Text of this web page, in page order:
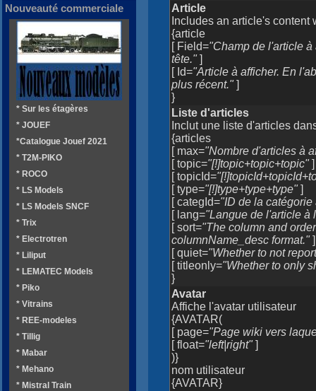
Article
Includes an article's content
{article
[ Field="Champ de l'article à
tête."]
[ Id="Article à afficher. En
plus récent."]
}
Liste d'articles
Inclut une liste d'articles
{articles
[ max="Nombre d'articles à
[ topic="[!]topic+topic+topic"]
[ topicId=
[ type="[!]type+type+type"]
[ categId="ID de la catégorie
[ lang="Langue de l'article à
[ sort="The column and
columnName_desc format."]
[ quiet="Whether to not
[ titleonly="Whether to only
}
Avatar
Affiche l'avatar utilisateur
{AVATAR(
[ page="Page wiki vers
[ float="left|right"]
)}
nom utilisateur
{AVATAR}
Nouveauté commerciale
* Sur les étagères
* JOUEF
*Catalogue Jouef 2021
* T2M-PIKO
* ROCO
* LS Models
* LS Models SNCF
* Trix
* Electrotren
* Liliput
* LEMATEC Models
* Piko
* Vitrains
* REE-modeles
* Tillig
* Mabar
* Mehano
* Mistral Train